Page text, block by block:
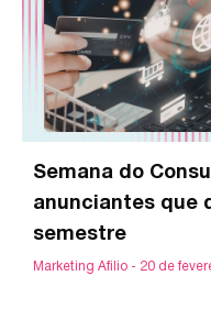
Semana do
anunciantes que
semestre
Marketing Afilio 20 de